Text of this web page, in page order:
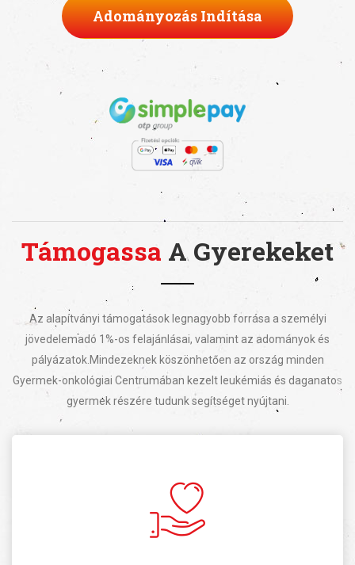
Adományozás Indítása
Támogassa A Gyerekeket
Az alapítványi támogatások legnagyobb forrása a személyi
jövedelemadó 1%-os felajánlásai, valamint az adományok és
pályázatok. Mindezeknek köszönhetően az ország minden
Gyermek-onkológiai Centrumában kezelt leukémiás és daganatos
gyermek részére tudunk segítséget nyújtani.